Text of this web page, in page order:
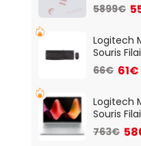
5899€
Logitech
Souris
Optique
And
QWERTY
66€ 61€
Logitech
Souris
Optique
And
763€